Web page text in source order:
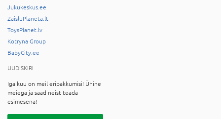
Jukukeskus.ee
ZaisluPlaneta.lt
ToysPlanet.lv
Kotryna Group
BabyCity.ee
UUDISKIRI
Iga kuu on meil eripakkumisi! Ühine
meiega ja saad neist teada
esimesena!